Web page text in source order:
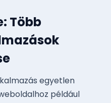
Több
egyetlen
például